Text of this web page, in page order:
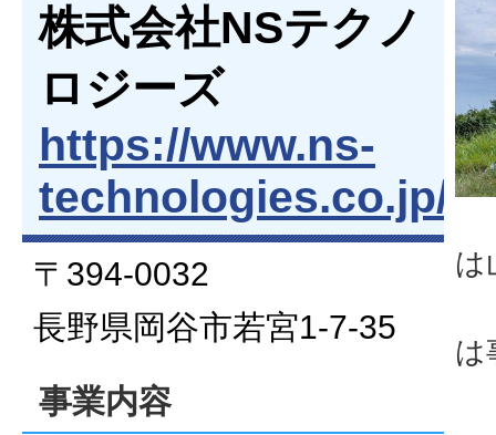
は
は
株式会社NSテクノ
ロジーズ
https://www.ns-
technologies.co.jp/
〒394-0032
長野県岡谷市若宮1-7-35
事業内容